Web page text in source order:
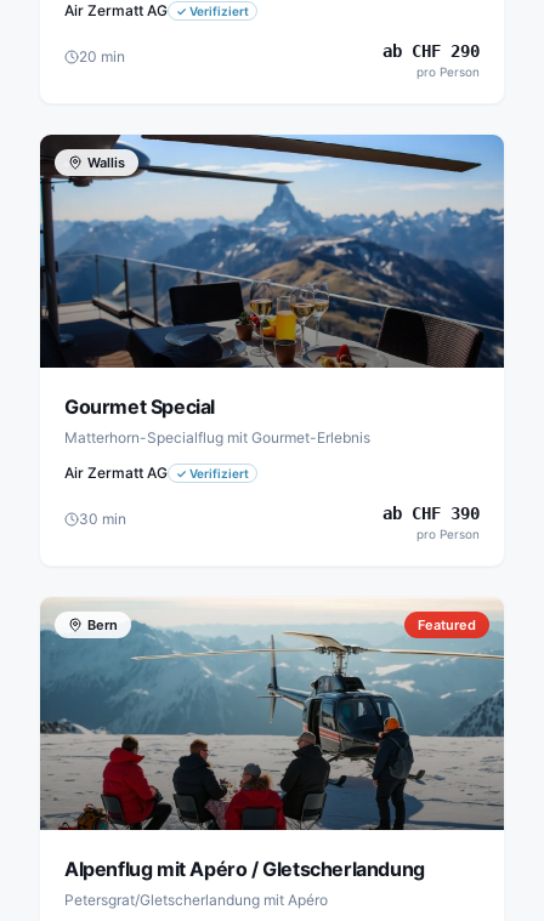
Air Zermatt AG
✓ Verifiziert
20 min ab CHF 290
pro Person
Wallis
Gourmet Special
Matterhorn-Specialflug mit Gourmet-Erlebnis
Air Zermatt AG
✓ Verifiziert
30 min ab CHF 390
pro Person
Bern Featured
Alpenflug mit Apéro / Gletscherlandung
Petersgrat/Gletscherlandung mit Apéro